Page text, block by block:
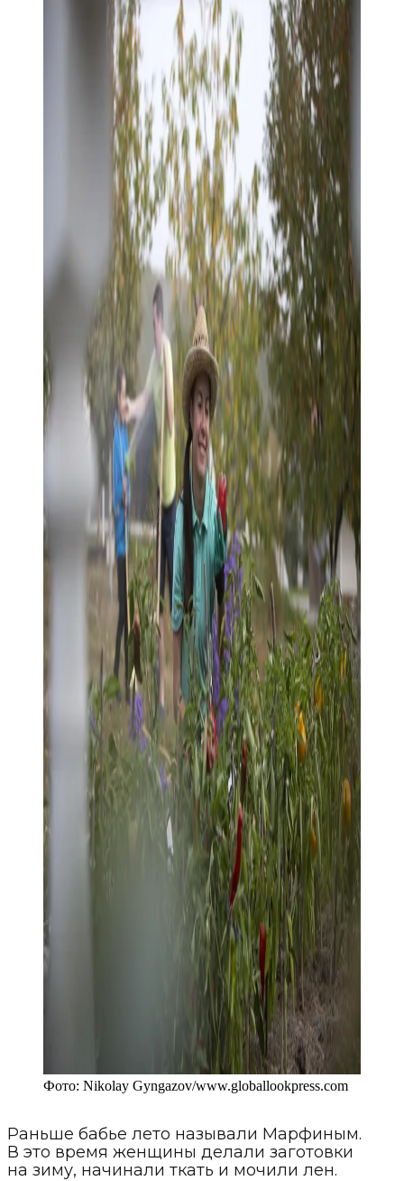
Фото: Nikolay Gyngazov/www.globallookpress.com
Раньше бабье лето называли Марфиным.
В это время женщины делали заготовки
на зиму, начинали ткать и мочили лен.